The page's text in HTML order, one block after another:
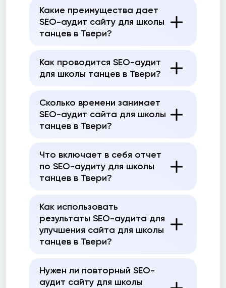
Какие преимущества дает
SEO-аудит сайту для школы
танцев в Твери?
Как проводится SEO-аудит
для школы танцев в Твери?
Сколько времени занимает
SEO-аудит сайта для школы
танцев в Твери?
Что включает в себя отчет
по SEO-аудиту для школы
танцев в Твери?
Как использовать
результаты SEO-аудита для
улучшения сайта для школы
танцев в Твери?
Нужен ли повторный SEO-
аудит сайту для школы